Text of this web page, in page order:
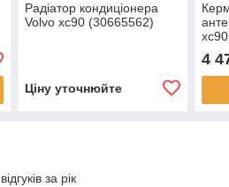
Радіатор кондиціонера
Volvo xc90 (30665562)
Ціну уточнюйте
4
за рік